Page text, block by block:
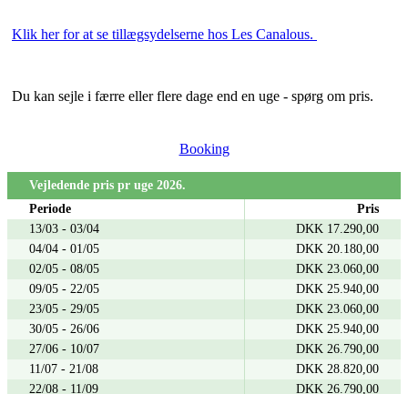
Klik her for at se tillægsydelserne hos Les Canalous.
Du kan sejle i færre eller flere dage end en uge - spørg om pris.
Booking
Vejledende pris pr uge 2026.
Periode
Pris
13/03 - 03/04
DKK 17.290,00
04/04 - 01/05
DKK 20.180,00
02/05 - 08/05
DKK 23.060,00
09/05 - 22/05
DKK 25.940,00
23/05 - 29/05
DKK 23.060,00
30/05 - 26/06
DKK 25.940,00
27/06 - 10/07
DKK 26.790,00
11/07 - 21/08
DKK 28.820,00
22/08 - 11/09
DKK 26.790,00